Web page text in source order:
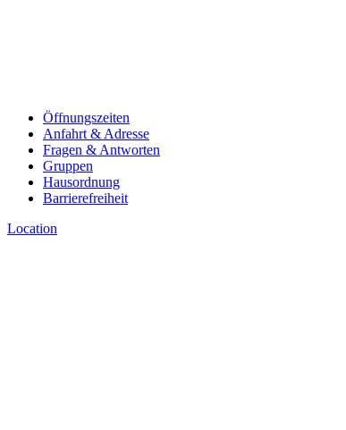
Öffnungszeiten
Anfahrt & Adresse
Fragen & Antworten
Gruppen
Hausordnung
Barrierefreiheit
Location